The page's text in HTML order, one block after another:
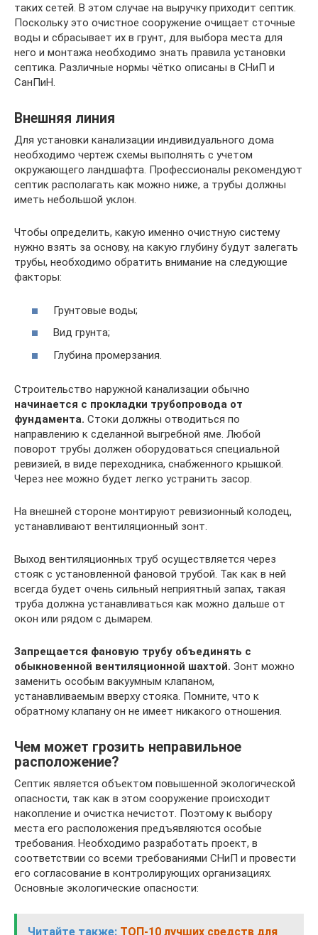
таких сетей. В этом случае на выручку приходит септик.
Поскольку это очистное сооружение очищает сточные
воды и сбрасывает их в грунт, для выбора места для
него и монтажа необходимо знать правила установки
септика. Различные нормы чётко описаны в СНиП и
СанПиН.
Внешняя линия
Для установки канализации индивидуального дома
необходимо чертеж схемы выполнять с учетом
окружающего ландшафта. Профессионалы рекомендуют
септик располагать как можно ниже, а трубы должны
иметь небольшой уклон.
Чтобы определить, какую именно очистную систему
нужно взять за основу, на какую глубину будут залегать
трубы, необходимо обратить внимание на следующие
факторы:
Грунтовые воды;
Вид грунта;
Глубина промерзания.
Строительство наружной канализации обычно
начинается с прокладки трубопровода от
фундамента. Стоки должны отводиться по
направлению к сделанной выгребной яме. Любой
поворот трубы должен оборудоваться специальной
ревизией, в виде переходника, снабженного крышкой.
Через нее можно будет легко устранить заcор.
На внешней стороне монтируют ревизионный колодец,
устанавливают вентиляционный зонт.
Выход вентиляционных труб осуществляется через
стояк с установленной фановой трубой. Так как в ней
всегда будет очень сильный неприятный запах, такая
труба должна устанавливаться как можно дальше от
окон или рядом с дымарем.
Запрещается фановую трубу объединять с
обыкновенной вентиляционной шахтой. Зонт можно
заменить особым вакуумным клапаном,
устанавливаемым вверху стояка. Помните, что к
обратному клапану он не имеет никакого отношения.
Чем может грозить неправильное
расположение?
Септик является объектом повышенной экологической
опасности, так как в этом сооружение происходит
накопление и очистка нечистот. Поэтому к выбору
места его расположения предъявляются особые
требования. Необходимо разработать проект, в
соответствии со всеми требованиями СНиП и провести
его согласование в контролирующих организациях.
Основные экологические опасности:
Читайте также: ТОП-10 лучших средств для